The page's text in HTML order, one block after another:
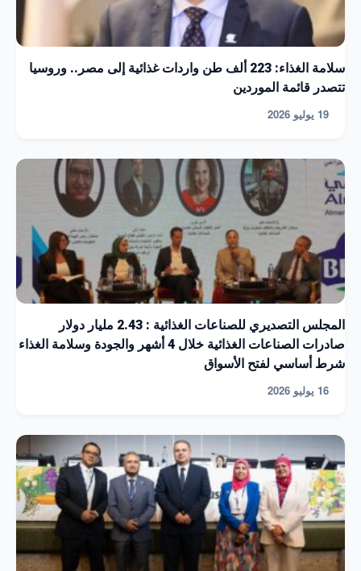
سلامة الغذاء: 223 ألف طن واردات غذائية إلى مصر.. وروسيا
تتصدر قائمة الموردين
19 يوليو 2026
المجلس التصديري للصناعات الغذائية : 2.43 مليار دولار
صادرات الصناعات الغذائية خلال 4 أشهر والجودة وسلامة الغذاء
شرط أساسي لفتح الأسواق
16 يوليو 2026